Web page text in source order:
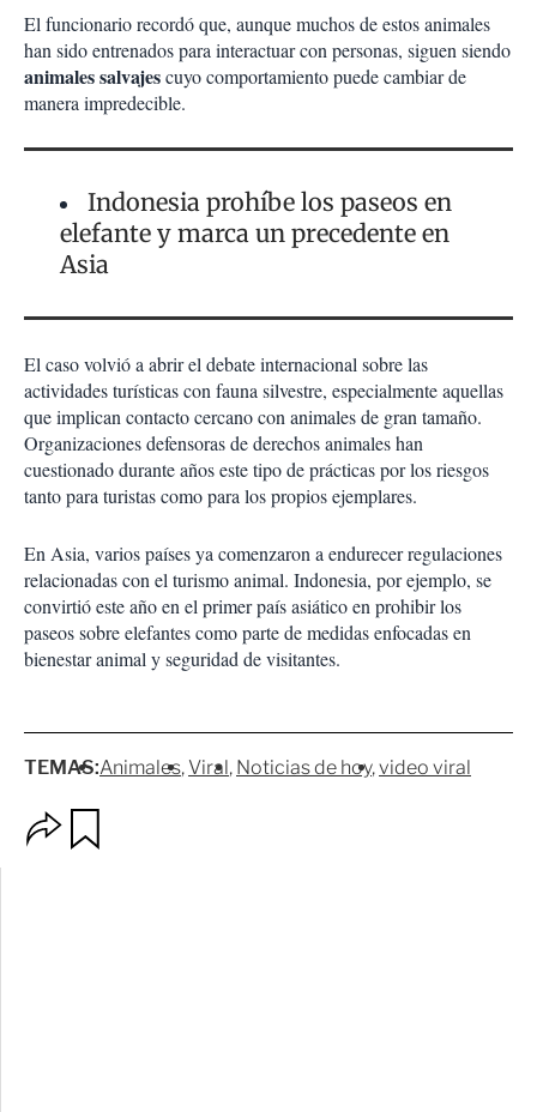
El funcionario recordó que, aunque muchos de estos animales
han sido entrenados para interactuar con personas, siguen siendo
animales salvajescuyo comportamiento puede cambiar de
manera impredecible.
Indonesia prohíbe los paseos en
elefante y marca un precedente en
Asia
El caso volvió a abrir el debate internacional sobre las
actividades turísticas con fauna silvestre, especialmente aquellas
que implican contacto cercano con animales de gran tamaño.
Organizaciones defensoras de derechos animales han
cuestionado durante años este tipo de prácticas por los riesgos
tanto para turistas como para los propios ejemplares.
En Asia, varios países ya comenzaron a endurecer regulaciones
relacionadas con el turismo animal. Indonesia, por ejemplo, se
convirtió este año en el primer país asiático en prohibir los
paseos sobre elefantes como parte de medidas enfocadas en
bienestar animal y seguridad de visitantes.
TEMAS:Animales Viral Noticias de hoy video viral